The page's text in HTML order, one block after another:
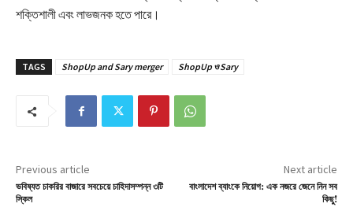
শক্তিশালী এবং লাভজনক হতে পারে।
TAGS ShopUp and Sary merger ShopUp ও Sary
Previous article
ভবিষ্যত চাকরির বাজারে সবচেয়ে চাহিদাসম্পন্ন ৩টি
স্কিল
Next article
বাংলাদেশ ব্যাংকে নিয়োগ: এক নজরে জেনে নিন সব
কিছু!